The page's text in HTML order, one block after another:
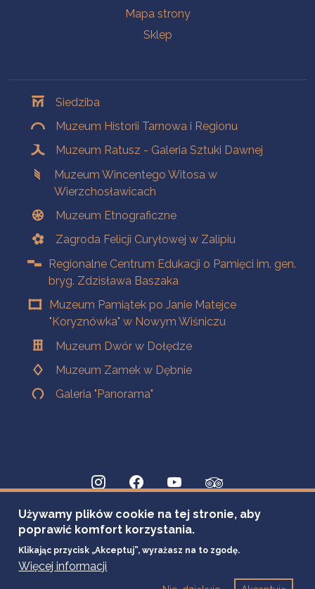
Mapa strony
Sklep
Siedziba
Muzeum Historii Tarnowa i Regionu
Muzeum Ratusz - Galeria Sztuki Dawnej
Muzeum Wincentego Witosa w
Wierzchosławicach
Muzeum Etnograficzne
Zagroda Felicji Curyłowej w Zalipiu
Regionalne Centrum Edukacji o Pamięci im. gen.
bryg. Zdzisława Baszaka
Muzeum Pamiątek po Janie Matejce
"Koryznówka" w Nowym Wiśniczu
Muzeum Dwór w Dołędze
Muzeum Zamek w Dębnie
Galeria "Panorama"
Używamy plików cookie na tej stronie, aby
poprawić komfort korzystania.
Klikając przycisk „Akceptuj”, wyrażasz na to zgodę.
Więcej informacji